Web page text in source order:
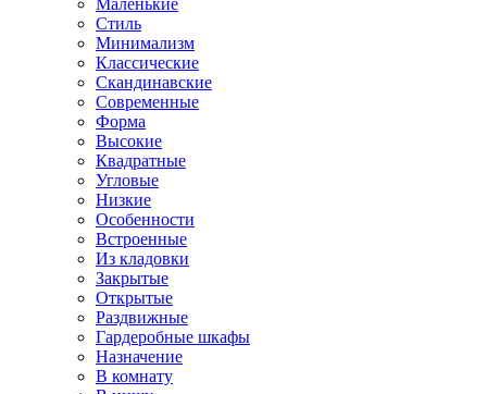
Маленькие
Стиль
Минимализм
Классические
Скандинавские
Современные
Форма
Высокие
Квадратные
Угловые
Низкие
Особенности
Встроенные
Из кладовки
Закрытые
Открытые
Раздвижные
Гардеробные шкафы
Назначение
В комнату